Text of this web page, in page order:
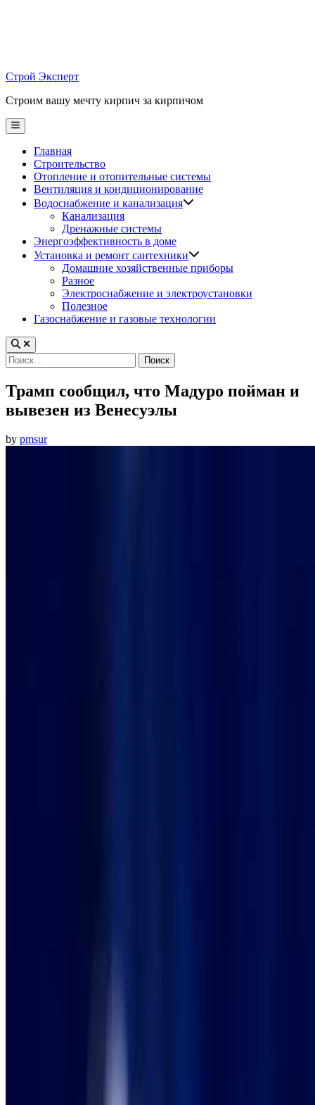
Строй Эксперт
Строим вашу мечту кирпич за кирпичом
Main
Menu
Главная
Строительство
Отопление и отопительные системы
Вентиляция и кондиционирование
Водоснабжение и канализация
Канализация
Дренажные системы
Энергоэффективность в доме
Установка и ремонт сантехники
Домашние хозяйственные приборы
Разное
Электроснабжение и электроустановки
Полезное
Газоснабжение и газовые технологии
Найти:
Трамп сообщил, что Мадуро пойман и
вывезен из Венесуэлы
by pmsur